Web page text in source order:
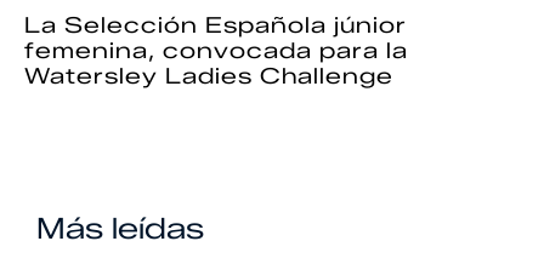
La Selección Española júnior
femenina, convocada para la
Watersley Ladies Challenge
Más leídas